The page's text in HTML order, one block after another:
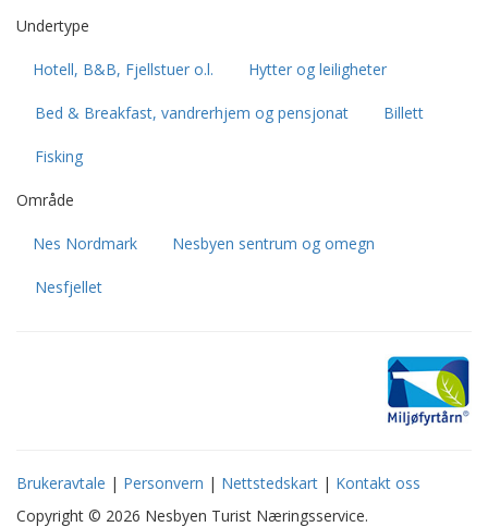
Undertype
Hotell, B&B, Fjellstuer o.l. Hytter og leiligheter
Bed & Breakfast, vandrerhjem og pensjonat Billett
Fisking
Område
Nes Nordmark Nesbyen sentrum og omegn
Nesfjellet
Brukeravtale | Personvern | Nettstedskart | Kontakt oss
Copyright © 2026 Nesbyen Turist Næringsservice.